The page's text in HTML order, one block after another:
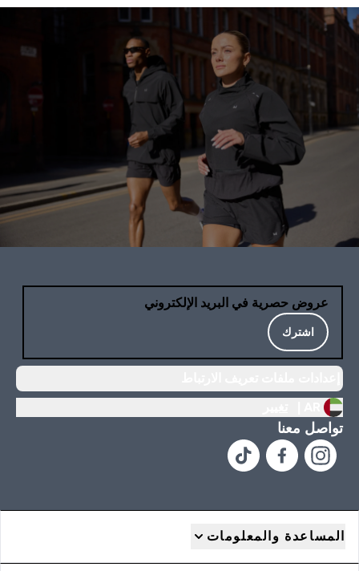
عروض حصرية في البريد الإلكتروني
اشترك
تواصل معنا
المساعدة والمعلومات